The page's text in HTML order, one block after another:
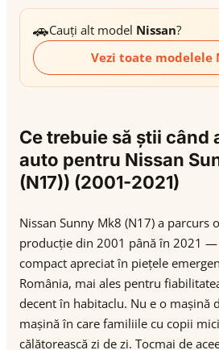
🚗Cauți alt model Nissan?
Vezi toate modelele
Ce trebuie să știi când
auto pentru Nissan
(N17)) (2001-2021)
Nissan Sunny Mk8 (N17) a parcurs
producție din 2001 până în 2021 —
compact apreciat în piețele
România, mai ales pentru
decent în habitaclu. Nu e o mașină
mașină în care familiile cu copii
călătorească zi de zi. Tocmai de